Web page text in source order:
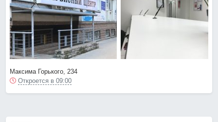
Максима Горького, 234
Откроется в 09:00